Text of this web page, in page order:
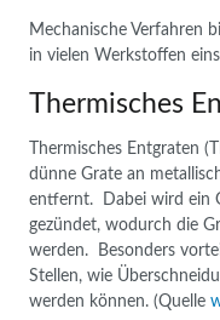
Mechanische Verfahren
in vielen Werkstoffen
Thermisches
Thermisches Entgraten
dünne Grate an
entfernt. Dabei wird ein
gezündet, wodurch die
werden. Besonders
Stellen, wie
werden können. (Quelle